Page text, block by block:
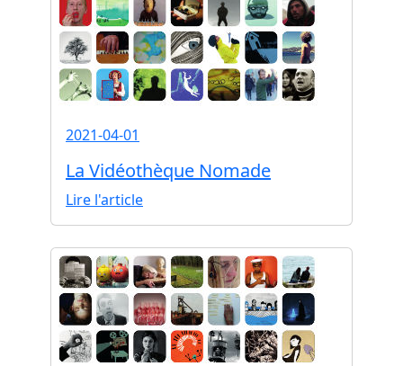
2021-04-01
La Vidéothèque Nomade
Lire l'article